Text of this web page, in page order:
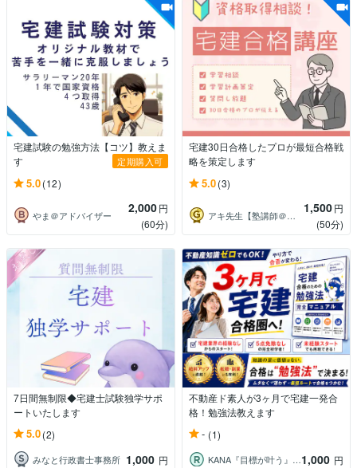
宅建試験の勉強方法【コツ】教えま
す
定期購入可
5.0(12)
やま＠アドバイザー 2,000円
(60分)
宅建30日合格したプロが最短合格戦
略を策定します
5.0(3)
アキ先生【塾講師＠逆転合格】 1,500円
(50分)
7日間無制限◆宅建士試験独学サポ
ートいたします
5.0(2)
みなと行政書士事務所 1,000 円
不動産ド素人が3ヶ月で宅建一発合
格！勉強法教えます
- (1)
KANA『目標が叶う』ゲーム感覚コーチ 1,000 円